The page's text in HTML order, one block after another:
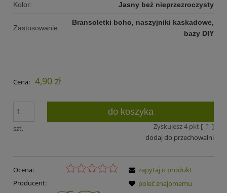
Kolor: Jasny beż nieprzezroczysty
Zastosowanie:
Bransoletki boho, naszyjniki kaskadowe,
bazy DIY
Cena: 4,90 zł
szt.
do koszyka
Zyskujesz4pkt [ ? ]
dodaj do przechowalni
Ocena:
Producent:
zapytaj o produkt
poleć znajomemu